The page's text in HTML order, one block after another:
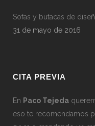
Sofas y butacas de
31 de mayo de 2016
CITA PREVIA
En Paco Tejeda
eso te recomendamos